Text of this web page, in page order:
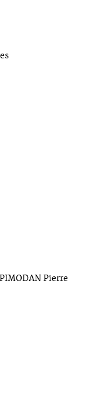
Pierre